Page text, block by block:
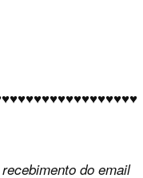
♥♥♥♥♥♥♥♥♥♥♥♥♥
do email